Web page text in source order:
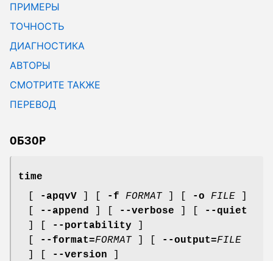
ПРИМЕРЫ
ТОЧНОСТЬ
ДИАГНОСТИКА
АВТОРЫ
СМОТРИТЕ ТАКЖЕ
ПЕРЕВОД
ОБЗОР
time
-apqvV -f FORMAT] [ -o FILE
--append --verbose
--quiet
--portability
--format=FORMAT] [ --output=FILE
--version